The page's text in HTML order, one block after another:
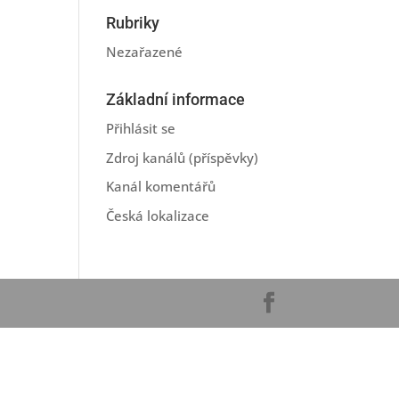
Rubriky
Nezařazené
Základní informace
Přihlásit se
Zdroj kanálů (příspěvky)
Kanál komentářů
Česká lokalizace